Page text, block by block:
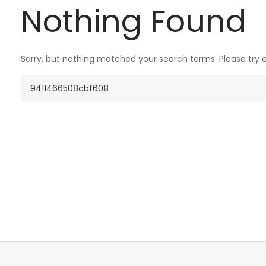
Nothing Found
Sorry, but nothing matched your search terms. Please try
Search